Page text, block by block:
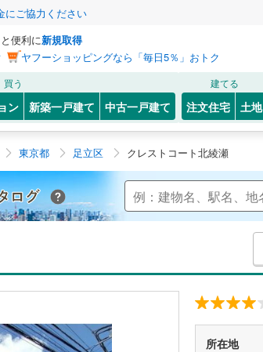
にご協力ください
便利に新規取得
ヤフーショッピングなら「毎日5％」おトク
買う
ン 新築一戸建て 中古一戸建て
建てる
注文住宅 土地
東京都 足立区 クレストコート北綾瀬
Yahoo!不動産 マンションカタログ
所在地